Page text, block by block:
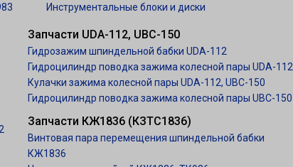
Инструментальные блоки и диски
Запчасти UDA-112, UBC-150
Гидрозажим шпиндельной бабки UDA-112
Гидроцилиндр поводка зажима колесной пары UDA-112
Кулачки зажима колесной пары UDA-112, UBC-150
Гидроцилиндр поводка зажима колесной пары UBC-150
Запчасти КЖ1836 (КЗТС1836)
Винтовая пара перемещения шпиндельной бабки
КЖ1836